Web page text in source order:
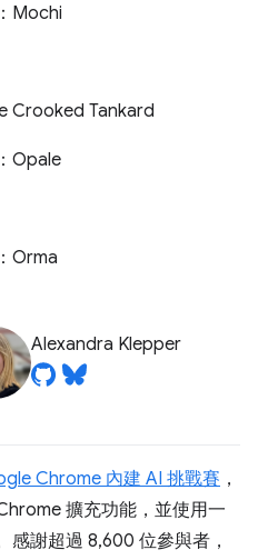
Mochi
Crooked Tankard
Opale
Orma
Alexandra Klepper
Chrome 內建 AI 挑戰賽 ，
擴充功能，並使用一
感謝超過 8,600 位參與者，